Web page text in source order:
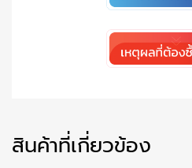
สินค้าที่เกี่ยวข้อง